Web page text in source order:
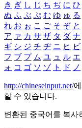
き ぎ し じ ち ぢ に ひ
ぬ ふ ぶ ぷ む ゆ ゅ る
れ お ぉ こ ご そ ぞ と
ア ァ カ サ ザ タ ダ ナ
ギ シ ジ チ ヂ ニ ヒ ビ
フ ブ プ ム ユ ュ ル エ
ォ コ ゴ ソ ゾ ト ド ノ
http://chineseinput.net/
할 수 있습니다.
변환된 중국어를 복사